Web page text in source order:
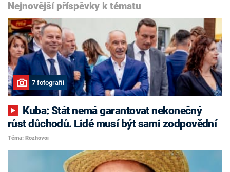
Nejnovější příspěvky k tématu
7 fotografií
růst důchodů. Lidé musí být sami zodpovědní
Téma: Rozhovor